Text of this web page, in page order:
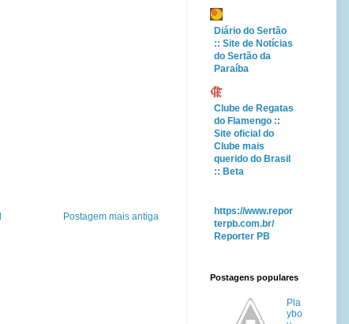
Postagem mais antiga
Diário do Sertão
:: Site de Notícias
do Sertão da
Paraíba
Clube de Regatas
do Flamengo ::
Site oficial do
Clube mais
querido do Brasil
:: Beta
https://www.repor
terpb.com.br/
Reporter PB
Postagens populares
Pla
ybo